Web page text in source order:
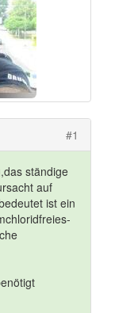
#1
ständige
auf
ist ein